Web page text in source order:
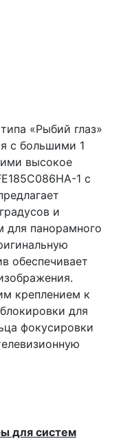
«Рыбий глаз»
с большими 1
высокое
1 с
и
для панорамного
обеспечивает
креплением к
для
фокусировки
для систем